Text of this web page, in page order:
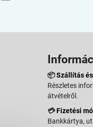
📦Szállítás
Részletes
átvételről.
💳Fizetési
Bankkártya,